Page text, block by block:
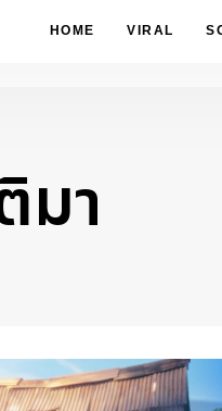
HOME VIRAL
มา